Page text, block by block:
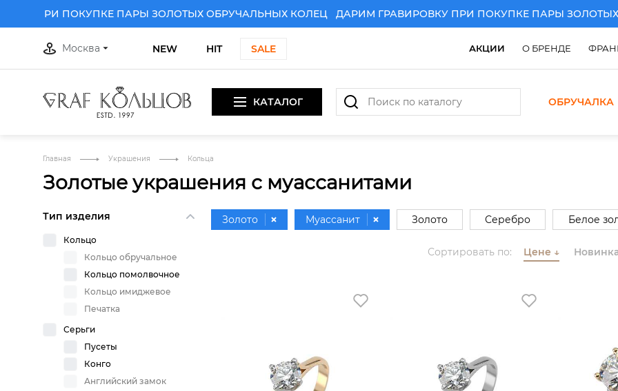
ПРИ ПОКУПКЕ ПАРЫ ЗОЛОТЫХ ОБРУЧАЛЬНЫХ КОЛЕЦ ДАРИМ ГРАВИРОВКУ ПРИ ПОКУПКЕ ПАРЫ ЗОЛОТЫХ
Москва NEW HIT SALE АКЦИИ О БРЕНДЕ
КАТАЛОГ ОБРУЧАЛКА
Главная Украшения Кольца
Золотые украшения с муассанитами
Тип изделия
Кольцо
Кольцо обручальное
Кольцо помолвочное
Кольцо имиджевое
Печатка
Серьги
Пусеты
Конго
Английский замок
Золото Муассанит Золото Серебро Белое
Комбинированное золото
Сортировать по: Цене ↓